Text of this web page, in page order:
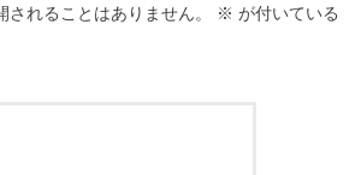
されることはありません。 ※ が付いている